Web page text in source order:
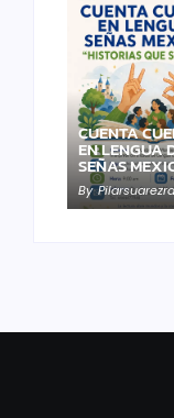
CUENTA
EN LENGUA
SEÑAS
By